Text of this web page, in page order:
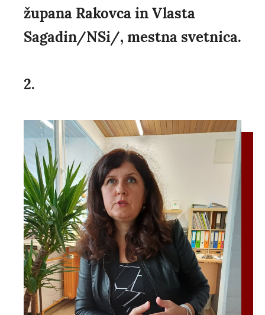
župana Rakovca in Vlasta
Sagadin/NSi/, mestna svetnica.
2.